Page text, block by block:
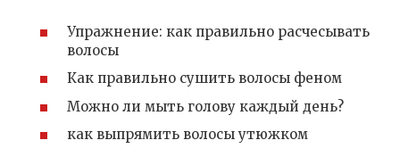
Упражнение: как правильно расчесывать
волосы
Как правильно сушить волосы феном
Можно ли мыть голову каждый день?
как выпрямить волосы утюжком